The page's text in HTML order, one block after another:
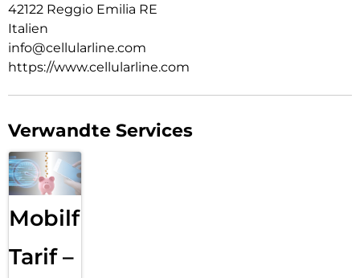
42122 Reggio Emilia RE
Italien
info@cellularline.com
https://www.cellularline.com
Verwandte Services
Mobilfunk
Tarif –